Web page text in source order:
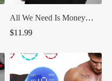
All We Need Is Money
UNISEX
$11.99